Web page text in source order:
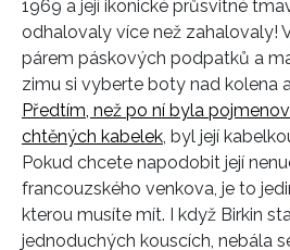
1969 a její ikonické průsvitné
odhalovaly více než zahalovaly!
párem páskových podpatků a
zimu si vyberte boty nad kolena
Předtím, než po ní byla
chtěných kabelek , byl její
Pokud chcete napodobit její
francouzského venkova, je to
kterou musíte mít. I když Birkin
jednoduchých kouscích, nebála